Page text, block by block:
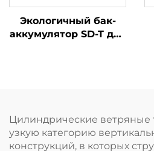
Экологичный бак-
аккумулятор SD-T для
нержавеющей стали
SUS304-2B. Для
Цилиндрические ветряные
узкую категорию
конструкций, в которых